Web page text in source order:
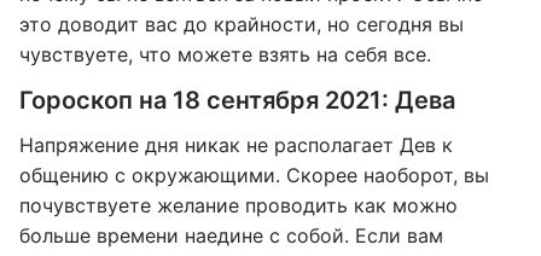
это доводит вас до крайности, но сегодня вы
чувствуете, что можете взять на себя все.
Гороскоп на 18 сентября 2021: Дева
Напряжение дня никак не располагает Дев к
общению с окружающими. Скорее наоборот, вы
почувствуете желание проводить как можно
больше времени наедине с собой. Если вам